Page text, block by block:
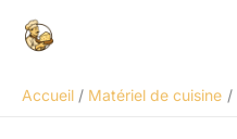
Accueil
Matériel de cuisine